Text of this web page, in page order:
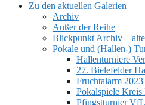
Zu den aktuellen Galerien
Archiv
Außer der Reihe
Blickpunkt Archiv –
Pokale und (Hallen-)
Hallenturniere
27. Bielefelder
Fruchtalarm
Pokalspiele Kreis
Pfingstturnier VfL